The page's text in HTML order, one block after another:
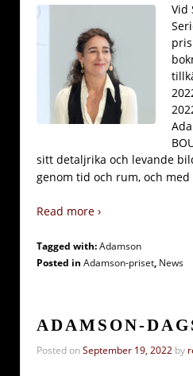
Vid
sitt detaljrika och levande
genom tid och rum, och
Read more ›
Tagged with:Adamson
Posted in Adamson-priset, News
ADAMSON-
Posted onSeptember 19, 2022 by